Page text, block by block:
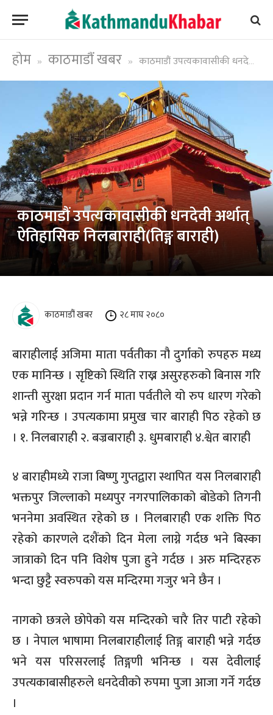
होम » काठमाडौं खबर » काठमाडौं उपत्यकावासीकी धनदेवी अर्थात् ऐतिहासिक निलबाराही(तिङ्ग बाराही)
काठमाडौं उपत्यकावासीकी धनदेवी अर्थात्
ऐतिहासिक निलबाराही(तिङ्ग बाराही)
काठमाडौं खबर २८ माघ २०८०
बाराहीलाई अजिमा माता पर्वतीका नौ दुर्गाको रुपहरु मध्य
एक मानिन्छ । सृष्टिको स्थिति राख्न असुरहरुको बिनास गरि
शान्ती सुरक्षा प्रदान गर्न माता पर्वतीले यो रुप धारण गरेको
भन्ने गरिन्छ । उपत्यकामा प्रमुख चार बाराही पिठ रहेको छ
। १. निलबाराही २. बज्रबाराही ३. धुमबाराही ४.श्वेत बाराही
४ बाराहीमध्ये राजा बिष्णु गुप्तद्वारा स्थापित यस निलबाराही
भक्तपुर जिल्लाको मध्यपुर नगरपालिकाको बोडेको तिगनी
भननेमा अवस्थित रहेको छ । निलबाराही एक शक्ति पिठ
रहेको कारणले दशैंको दिन मेला लाग्ने गर्दछ भने बिस्का
जात्राको दिन पनि विशेष पुजा हुने गर्दछ । अरु मन्दिरहरु
भन्दा छुट्टै स्वरुपको यस मन्दिरमा गजुर भने छैन ।
नागको छत्रले छोपेको यस मन्दिरको चारै तिर पाटी रहेको
छ । नेपाल भाषामा निलबाराहीलाई तिङ्ग बाराही भन्ने गर्दछ
भने यस परिसरलाई तिङ्गणी भनिन्छ । यस देवीलाई
उपत्यकाबासीहरुले धनदेवीको रुपमा पुजा आजा गर्ने गर्दछ
।